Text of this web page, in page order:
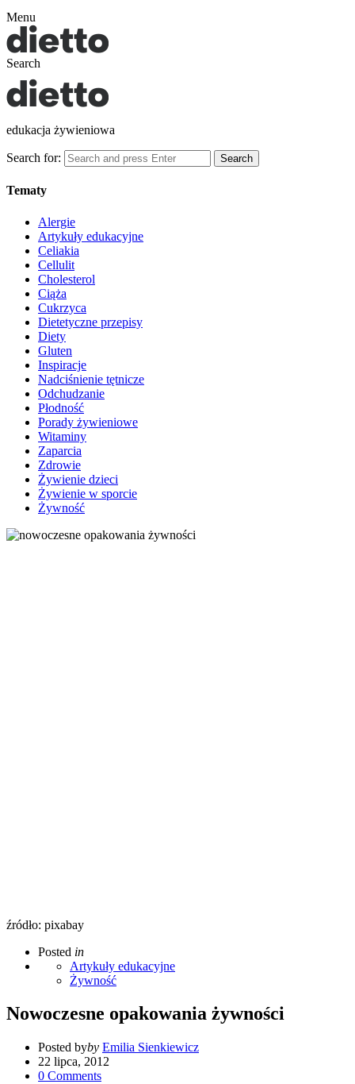
Menu
Search
edukacja żywieniowa
Search for: Search
Tematy
Alergie
Artykuły edukacyjne
Celiakia
Cellulit
Cholesterol
Ciąża
Cukrzyca
Dietetyczne przepisy
Diety
Gluten
Inspiracje
Nadciśnienie tętnicze
Odchudzanie
Płodność
Porady żywieniowe
Witaminy
Zaparcia
Zdrowie
Żywienie dzieci
Żywienie w sporcie
Żywność
źródło: pixabay
Posted in
Artykuły edukacyjne
Żywność
Nowoczesne opakowania żywności
Posted byby Emilia Sienkiewicz
22 lipca, 2012
0 Comments